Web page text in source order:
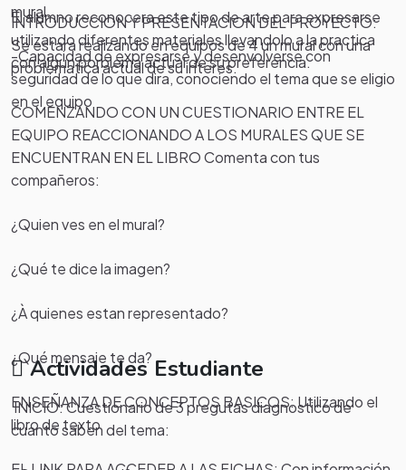
mural.
-Capacidad de expresarse y desenvolverse con
seguridad de lo que dira, conociendo el tema que se eligio
en el equipo
El alumno reconocera este tipo de arte para expresarse
utilizando diferentes materiales llevandolo a la practica
con algun porblema actual de su preferencia.
INTRODUCCION Y PRESENTACION DEL PROYECTO:
Se estara realizando en equipos de 4 un mural con una
problematica actual de su interes.
COMENZANDO CON UN CUESTIONARIO ENTRE EL
EQUIPO REACCIONANDO A LOS MURALES QUE SE
ENCUENTRAN EN EL LIBRO Comenta con tus
compañeros:
¿Quien ves en el mural?
¿Qué te dice la imagen?
¿À quienes estan representado?
¿Qué mensaje te da?
ENSEÑANZA DE CONCEPTOS BASICOS: Utilizando el
libro de texto
Actividades Estudiante
INICIO: Cuestionario de 3 pregutas diagnostico de
cuanto saben del tema: